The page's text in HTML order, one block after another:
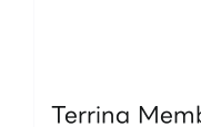
Terrina